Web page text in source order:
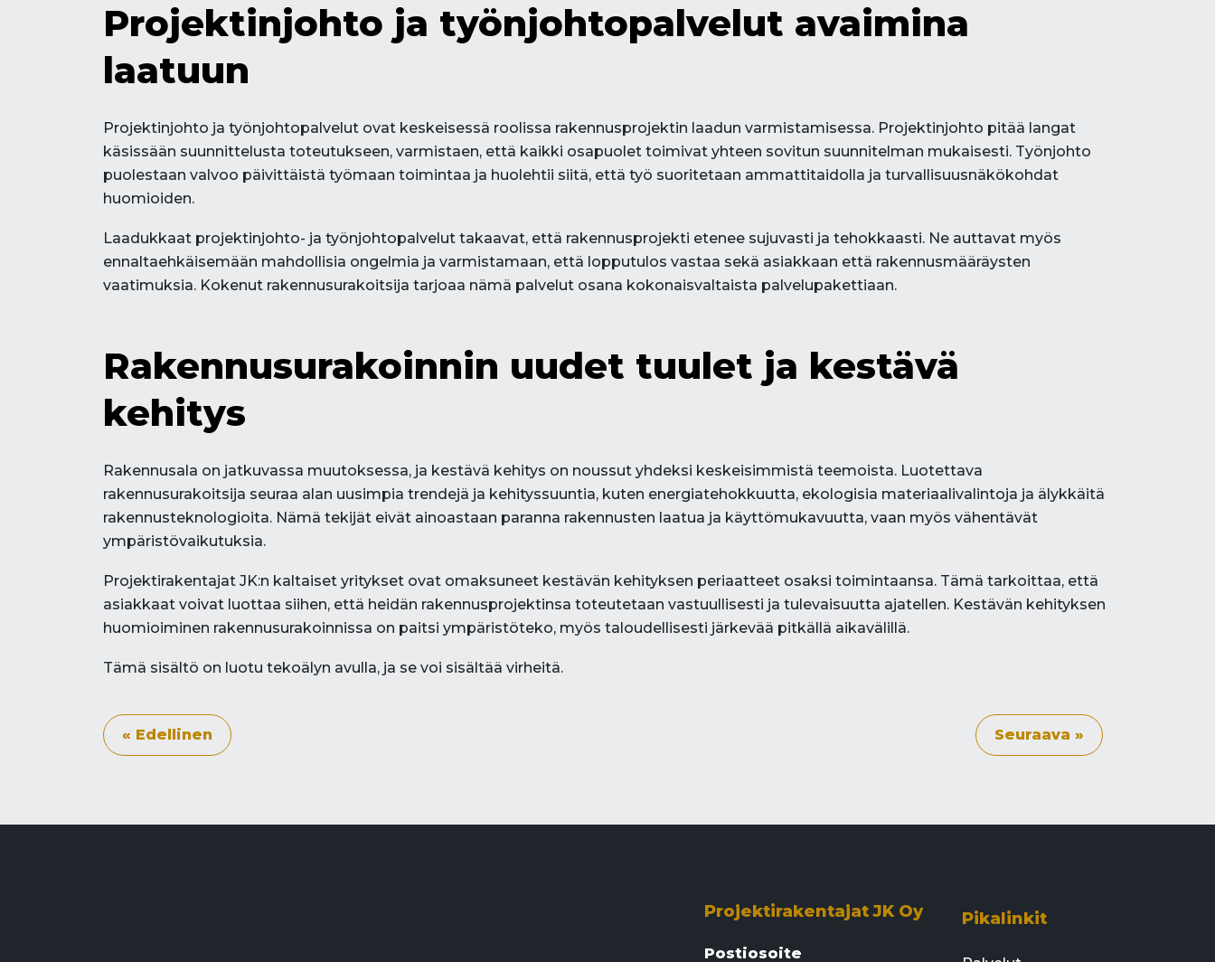
Projektinjohto ja työnjohtopalvelut avaimina
laatuun
Projektinjohto ja työnjohtopalvelut ovat keskeisessä roolissa rakennusprojektin laadun varmistamisessa. Projektinjohto pitää langat
käsissään suunnittelusta toteutukseen, varmistaen, että kaikki osapuolet toimivat yhteen sovitun suunnitelman mukaisesti. Työnjohto
puolestaan valvoo päivittäistä työmaan toimintaa ja huolehtii siitä, että työ suoritetaan ammattitaidolla ja turvallisuusnäkökohdat
huomioiden.
Laadukkaat projektinjohto- ja työnjohtopalvelut takaavat, että rakennusprojekti etenee sujuvasti ja tehokkaasti. Ne auttavat myös
ennaltaehkäisemään mahdollisia ongelmia ja varmistamaan, että lopputulos vastaa sekä asiakkaan että rakennusmääräysten
vaatimuksia. Kokenut rakennusurakoitsija tarjoaa nämä palvelut osana kokonaisvaltaista palvelupakettiaan.
Rakennusurakoinnin uudet tuulet ja kestävä
kehitys
Rakennusala on jatkuvassa muutoksessa, ja kestävä kehitys on noussut yhdeksi keskeisimmistä teemoista. Luotettava
rakennusurakoitsija seuraa alan uusimpia trendejä ja kehityssuuntia, kuten energiatehokkuutta, ekologisia materiaalivalintoja ja älykkäitä
rakennusteknologioita. Nämä tekijät eivät ainoastaan paranna rakennusten laatua ja käyttömukavuutta, vaan myös vähentävät
ympäristövaikutuksia.
Projektirakentajat JK:n kaltaiset yritykset ovat omaksuneet kestävän kehityksen periaatteet osaksi toimintaansa. Tämä tarkoittaa, että
asiakkaat voivat luottaa siihen, että heidän rakennusprojektinsa toteutetaan vastuullisesti ja tulevaisuutta ajatellen. Kestävän kehityksen
huomioiminen rakennusurakoinnissa on paitsi ympäristöteko, myös taloudellisesti järkevää pitkällä aikavälillä.
Tämä sisältö on luotu tekoälyn avulla, ja se voi sisältää virheitä.
« Edellinen Seuraava »
Projektirakentajat JK Oy
Postiosoite
Pikalinkit